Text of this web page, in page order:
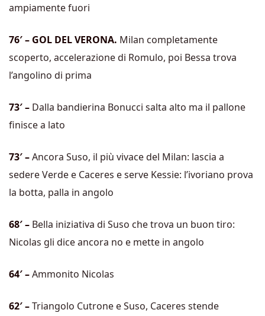
ampiamente fuori
76′ – GOL DEL VERONA. Milan completamente
scoperto, accelerazione di Romulo, poi Bessa trova
l’angolino di prima
73′ – Dalla bandierina Bonucci salta alto ma il pallone
finisce a lato
73′ –Ancora Suso, il più vivace del Milan: lascia a
sedere Verde e Caceres e serve Kessie: l’ivoriano prova
la botta, palla in angolo
68′ – Bella iniziativa di Suso che trova un buon tiro:
Nicolas gli dice ancora no e mette in angolo
64′ –Ammonito Nicolas
62′ –Triangolo Cutrone e Suso, Caceres stende